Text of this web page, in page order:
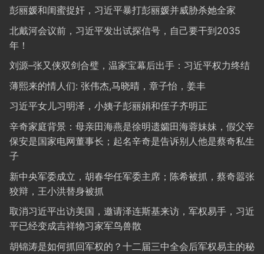
彭丽媛和闺蜜捉奸，习近平暴打彭丽媛并威胁杀她全家
北戴河会议前，习近平发出试探信号，自己要干到2035
年！
刘源–张又侠双剑合璧，温家宝幕后出手：习近平权力终结
薄熙来的情人们: 张伟杰,马晓晴，章子怡，姜丰
习近平女儿习明泽，小姨子彭丽娟和侄子齐明正
辛奇家庭背景：母亲田海燕是徐明遗孀田海蓉妹妹，假父辛
保安是国家电网董事长；起名辛奇是告诉别人他是蔡奇私生
子
新中央军委成立，胡春华任军委主席；陈希被抓，蔡奇嚣张
狡辩，王小洪替身被抓
取消习近平出访美国，邀请泽连斯基来访，军权易手，习近
平已经变成吉祥物习家军鸟兽散
胡锦涛是如何抓回军权的？十二届三中全会后军权易主的秘